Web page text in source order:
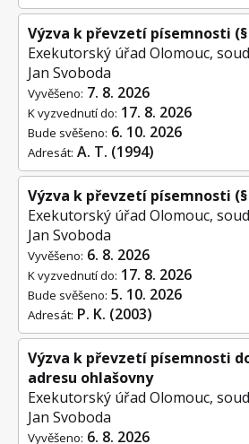
Výzva k převzetí písemnosti (§
Exekutorský úřad Olomouc,
Jan Svoboda
Vyvěšeno: 7. 8. 2026
Adresát: A. T. (1994)
K vyzvednutí do: 17. 8. 2026
Bude svěšeno: 6. 10. 2026
Výzva k převzetí písemnosti (§
Exekutorský úřad Olomouc,
Jan Svoboda
Vyvěšeno: 6. 8. 2026
Adresát: P. K. (2003)
K vyzvednutí do: 17. 8. 2026
Bude svěšeno: 5. 10. 2026
Výzva k převzetí písemnosti
adresu ohlašovny
Exekutorský úřad Olomouc,
Jan Svoboda
Vyvěšeno: 6. 8. 2026